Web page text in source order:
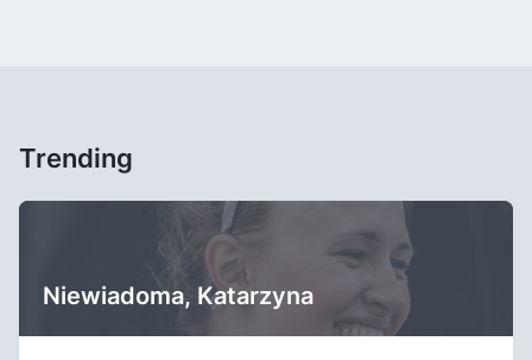
Trending
Niewiadoma, Katarzyna